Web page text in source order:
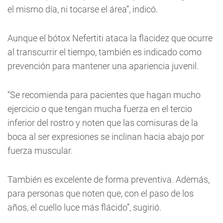
el mismo día, ni tocarse el área”, indicó.
Aunque el bótox Nefertiti ataca la flacidez que ocurre
al transcurrir el tiempo, también es indicado como
prevención para mantener una apariencia juvenil.
“Se recomienda para pacientes que hagan mucho
ejercicio o que tengan mucha fuerza en el tercio
inferior del rostro y noten que las comisuras de la
boca al ser expresiones se inclinan hacia abajo por
fuerza muscular.
También es excelente de forma preventiva. Además,
para personas que noten que, con el paso de los
años, el cuello luce más flácido”, sugirió.